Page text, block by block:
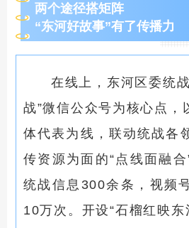
两个途径搭矩阵
“东河好故事”有了传播力
在线上，东河区委统
战”微信公众号为核心点，
体代表为线，联动统战各
传资源为面的“点线面融
统战信息300余条，视频
10万次。开设“石榴红映东